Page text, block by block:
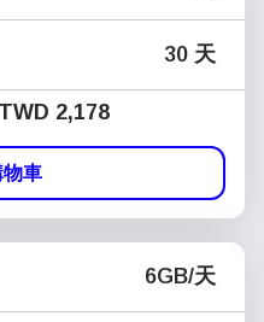
30 天
TWD 2,178
物車
6GB/天